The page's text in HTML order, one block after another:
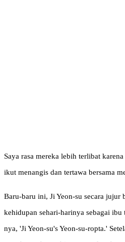
Saya rasa mereka lebih terlibat
ikut menangis dan tertawa bersama
Baru-baru ini, Ji Yeon-su secara jujur
kehidupan sehari-harinya sebagai
nya, 'Ji Yeon-su's Yeon-su-ropta.'